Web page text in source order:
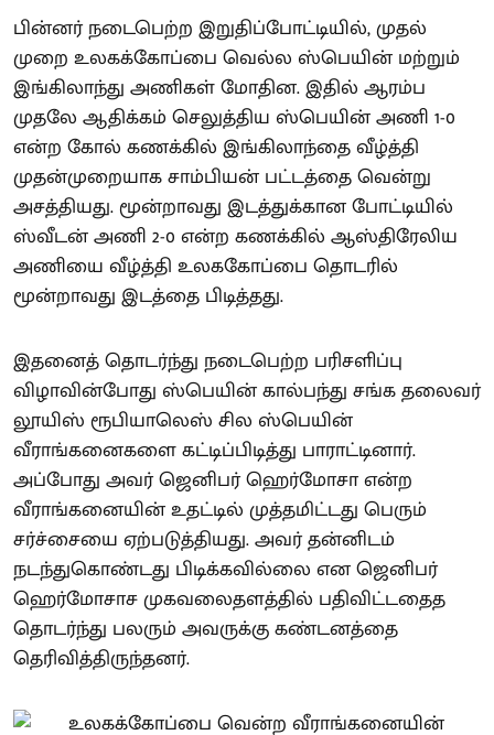
பின்னர் நடைபெற்ற இறுதிப்போட்டியில், முதல்
முறை உலகக்கோப்பை வெல்ல ஸ்பெயின் மற்றும்
இங்கிலாந்து அணிகள் மோதின. இதில் ஆரம்ப
முதலே ஆதிக்கம் செலுத்திய ஸ்பெயின் அணி 1-0
என்ற கோல் கணக்கில் இங்கிலாந்தை வீழ்த்தி
முதன்முறையாக சாம்பியன் பட்டத்தை வென்று
அசத்தியது. மூன்றாவது இடத்துக்கான போட்டியில்
ஸ்வீடன் அணி 2-0 என்ற கணக்கில் ஆஸ்திரேலிய
அணியை வீழ்த்தி உலககோப்பை தொடரில்
மூன்றாவது இடத்தை பிடித்தது.
இதனைத் தொடர்ந்து நடைபெற்ற பரிசளிப்பு
விழாவின்போது ஸ்பெயின் கால்பந்து சங்க தலைவர்
லூயிஸ் ரூபியாலெஸ் சில ஸ்பெயின்
வீராங்கனைகளை கட்டிப்பிடித்து பாராட்டினார்.
அப்போது அவர் ஜெனிபர் ஹெர்மோசா என்ற
வீராங்கனையின் உதட்டில் முத்தமிட்டது பெரும்
சர்ச்சையை ஏற்படுத்தியது. அவர் தன்னிடம்
நடந்துகொண்டது பிடிக்கவில்லை என ஜெனிபர்
ஹெர்மோசாச முகவலைதளத்தில் பதிவிட்டதைத
தொடர்ந்து பலரும் அவருக்கு கண்டனத்தை
தெரிவித்திருந்தனர்.